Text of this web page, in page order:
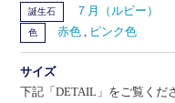
誕生石 ７月（ルビー）
色 赤色 ピンク色
サイズ
下記「DETAIL」をご覧くだ